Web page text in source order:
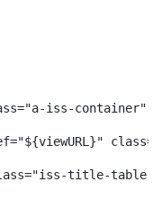
iss-container"
title-